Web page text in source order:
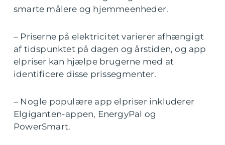
smarte målere og hjemmeenheder.
– Priserne på elektricitet varierer afhængigt
af tidspunktet på dagen og årstiden, og app
elpriser kan hjælpe brugerne med at
identificere disse prissegmenter.
– Nogle populære app elpriser inkluderer
Elgiganten-appen, EnergyPal og
PowerSmart.